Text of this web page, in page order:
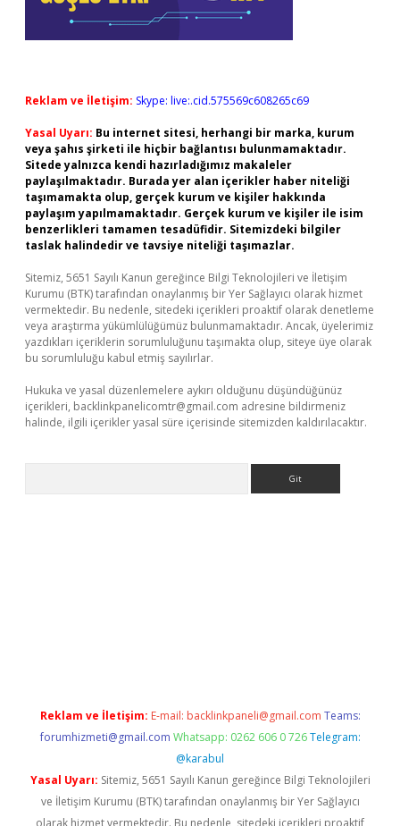
Reklam ve İletişim: Skype: live:.cid.575569c608265c69
Yasal Uyarı: Bu internet sitesi, herhangi bir marka, kurum
veya şahıs şirketi ile hiçbir bağlantısı bulunmamaktadır.
Sitede yalnızca kendi hazırladığımız makaleler
paylaşılmaktadır. Burada yer alan içerikler haber niteliği
taşımamakta olup, gerçek kurum ve kişiler hakkında
paylaşım yapılmamaktadır. Gerçek kurum ve kişiler ile isim
benzerlikleri tamamen tesadüfidir. Sitemizdeki bilgiler
taslak halindedir ve tavsiye niteliği taşımazlar.
Sitemiz, 5651 Sayılı Kanun gereğince Bilgi Teknolojileri ve İletişim
Kurumu (BTK) tarafından onaylanmış bir Yer Sağlayıcı olarak hizmet
vermektedir. Bu nedenle, sitedeki içerikleri proaktif olarak denetleme
veya araştırma yükümlülüğümüz bulunmamaktadır. Ancak, üyelerimiz
yazdıkları içeriklerin sorumluluğunu taşımakta olup, siteye üye olarak
bu sorumluluğu kabul etmiş sayılırlar.
Hukuka ve yasal düzenlemelere aykırı olduğunu düşündüğünüz
içerikleri, backlinkpanelicomtr@gmail.com adresine bildirmeniz
halinde, ilgili içerikler yasal süre içerisinde sitemizden kaldırılacaktır.
Reklam ve İletişim: E-mail: backlinkpaneli@gmail.com Teams:
forumhizmeti@gmail.com Whatsapp: 0262 606 0 726 Telegram:
@karabul
Yasal Uyarı: Sitemiz, 5651 Sayılı Kanun gereğince Bilgi Teknolojileri
ve İletişim Kurumu (BTK) tarafından onaylanmış bir Yer Sağlayıcı
olarak hizmet vermektedir. Bu nedenle, sitedeki içerikleri proaktif